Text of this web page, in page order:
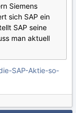
Siemens
sich SAP ein
SAP seine
man aktuell
SAP-Aktie-so-